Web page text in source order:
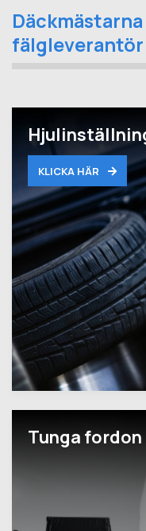
fälgleverantör
KLICKA HÄR
Tunga fordon